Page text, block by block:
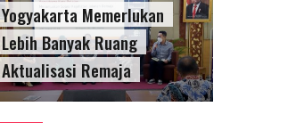
Yogyakarta Memerlukan
Lebih Banyak Ruang
Aktualisasi Remaja